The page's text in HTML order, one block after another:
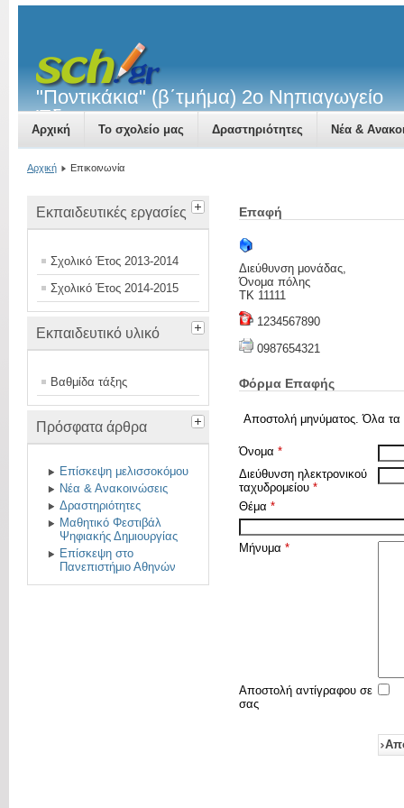
"Ποντικάκια" (β΄τμήμα) 2ο Νηπιαγωγείο
Έδεσσας
Αρχική Το σχολείο μας Δραστηριότητες Νέα &
Αρχική Επικοινωνία
Εκπαιδευτικές εργασίες
Σχολικό Έτος 2013-2014
Σχολικό Έτος 2014-2015
Εκπαιδευτικό υλικό
Βαθμίδα τάξης
Πρόσφατα άρθρα
Eπίσκεψη μελισσοκόμου
Νέα & Ανακοινώσεις
Δραστηριότητες
Μαθητικό Φεστιβάλ
Ψηφιακής Δημιουργίας
Επίσκεψη στο
Πανεπιστήμιο Αθηνών
Επαφή
Διεύθυνση μονάδας,
Όνομα πόλης
ΤΚ 11111
1234567890
0987654321
Φόρμα Επαφής
Αποστολή μηνύματος. Όλα τα
Όνομα *
Διεύθυνση ηλεκτρονικού
ταχυδρομείου*
Θέμα *
Μήνυμα *
Αποστολή αντίγραφου σε
σας